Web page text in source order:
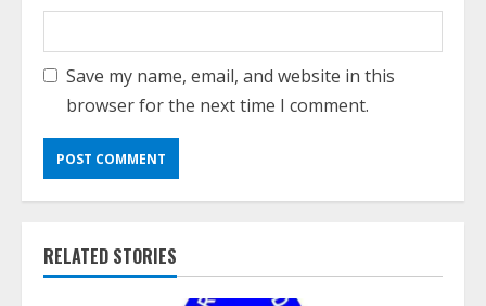
Save my name, email, and website in this
browser for the next time I comment.
RELATED STORIES